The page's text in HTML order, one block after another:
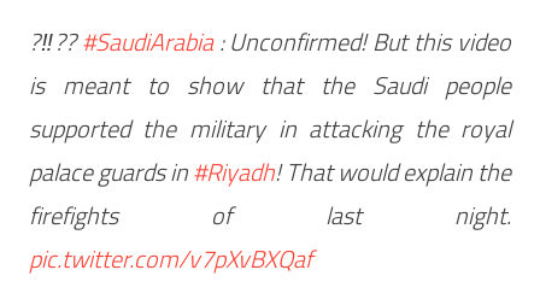
?‼??#SaudiArabia: Unconfirmed! But this video
is meant to show that the Saudi people
supported the military in attacking the royal
palace guards in#Riyadh! That would explain the
firefights of last night.
pic.twitter.com/v7pXvBXQaf